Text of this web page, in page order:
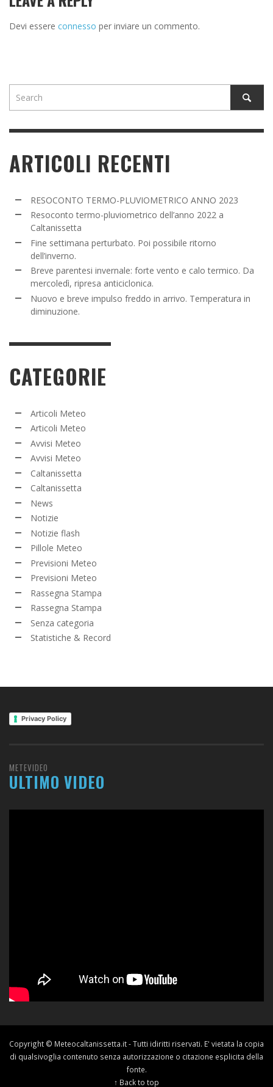
Devi essere connesso per inviare un commento.
ARTICOLI RECENTI
RESOCONTO TERMO-PLUVIOMETRICO ANNO 2023
Resoconto termo-pluviometrico dell’anno 2022 a
Caltanissetta
Fine settimana perturbato. Poi possibile ritorno
dell’inverno.
Breve parentesi invernale: forte vento e calo termico. Da
mercoledì, ripresa anticiclonica.
Nuovo e breve impulso freddo in arrivo. Temperatura in
diminuzione.
CATEGORIE
Articoli Meteo
Articoli Meteo
Avvisi Meteo
Avvisi Meteo
Caltanissetta
Caltanissetta
News
Notizie
Notizie flash
Pillole Meteo
Previsioni Meteo
Previsioni Meteo
Rassegna Stampa
Rassegna Stampa
Senza categoria
Statistiche & Record
Privacy Policy
METEVIDEO
ULTIMO VIDEO
Copyright © Meteocaltanissetta.it - Tutti idiritti riservati. E' vietata la copia
di qualsivoglia contenuto senza autorizzazione o citazione esplicita della
fonte.
↑ Back to top